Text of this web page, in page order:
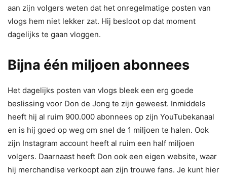
aan zijn volgers weten dat het onregelmatige posten van
vlogs hem niet lekker zat. Hij besloot op dat moment
dagelijks te gaan vloggen.
Bijna één miljoen abonnees
Het dagelijks posten van vlogs bleek een erg goede
beslissing voor Don de Jong te zijn geweest. Inmiddels
heeft hij al ruim 900.000 abonnees op zijn YouTubekanaal
en is hij goed op weg om snel de 1 miljoen te halen. Ook
zijn Instagram account heeft al ruim een half miljoen
volgers. Daarnaast heeft Don ook een eigen website, waar
hij merchandise verkoopt aan zijn trouwe fans. Je kunt hier